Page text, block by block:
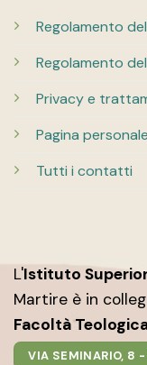
Regolamento
Regolamento
Privacy e
Pagina personale
Tutti i contatti
L'Istituto
Martire è in
Facoltà
VIA SEMINARIO, 8